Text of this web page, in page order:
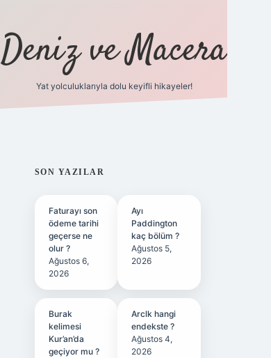
Deniz ve Macera
Yat yolculuklarıyla dolu keyifli hikayeler!
SIDEBAR
SON YAZILAR
Faturayı son
ödeme tarihi
geçerse ne
olur ?
Ağustos 6,
2026
Ayı
Paddington
kaç bölüm ?
Ağustos 5,
2026
Burak
kelimesi
Kur’an’da
geçiyor mu ?
Arclk hangi
endekste ?
Ağustos 4,
2026